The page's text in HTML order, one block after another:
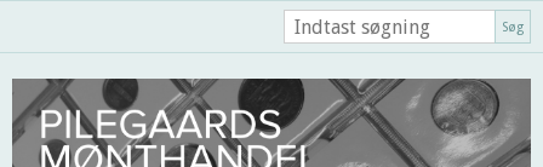
Søg